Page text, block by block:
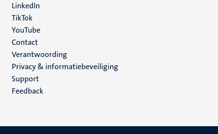
LinkedIn
TikTok
YouTube
Menu
footer
(NL)
Contact
Verantwoording
Privacy & informatiebeveiliging
Support
Feedback